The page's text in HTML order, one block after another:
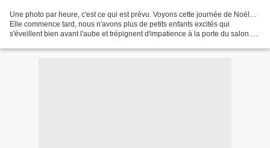
Une photo par heure, c'est ce qui est prévu. Voyons cette journée de Noël…
Elle commence tard, nous n'avons plus de petits enfants excités qui
s'éveillent bien avant l'aube et trépignent d'impatience à la porte du salon.